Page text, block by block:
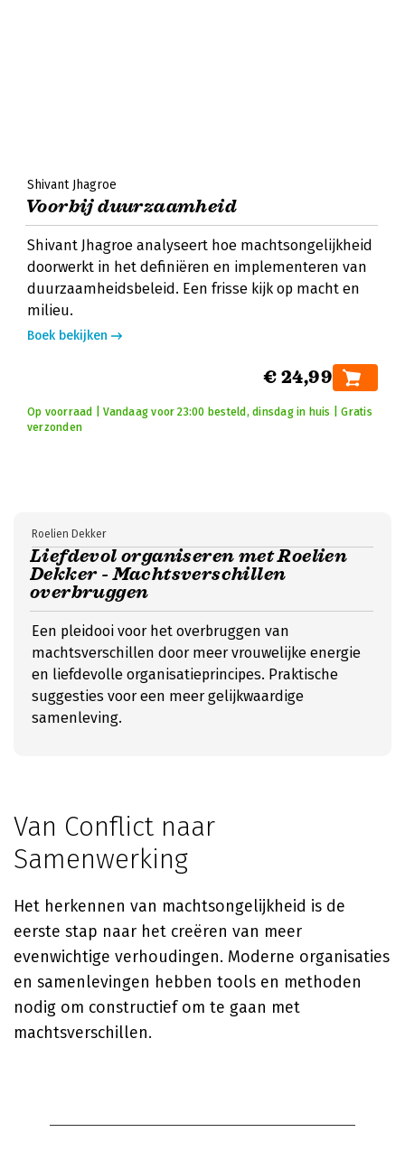
Shivant Jhagroe
Voorbij duurzaamheid
Shivant Jhagroe analyseert hoe machtsongelijkheid
doorwerkt in het definiëren en implementeren van
duurzaamheidsbeleid. Een frisse kijk op macht en
milieu.
Boek bekijken
€ 24,99
Op voorraad | Vandaag voor 23:00 besteld, dinsdag in huis | Gratis
verzonden
Liefdevol organiseren met Roelien
Dekker - Machtsverschillen
overbruggen
Roelien Dekker
Een pleidooi voor het overbruggen van
machtsverschillen door meer vrouwelijke energie
en liefdevolle organisatieprincipes. Praktische
suggesties voor een meer gelijkwaardige
samenleving.
Van Conflict naar
Samenwerking
Het herkennen van machtsongelijkheid is de
eerste stap naar het creëren van meer
evenwichtige verhoudingen. Moderne organisaties
en samenlevingen hebben tools en methoden
nodig om constructief om te gaan met
machtsverschillen.